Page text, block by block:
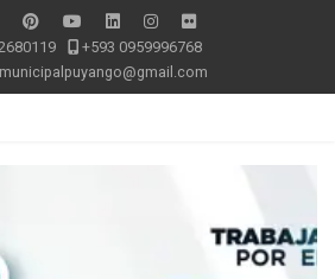
+593 0959996768